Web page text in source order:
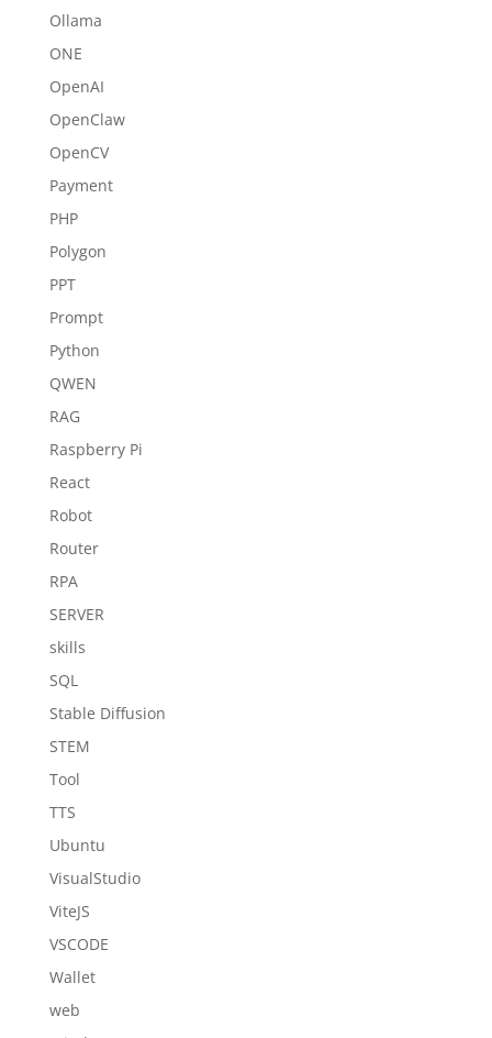
Ollama
ONE
OpenAI
OpenClaw
OpenCV
Payment
PHP
Polygon
PPT
Prompt
Python
QWEN
RAG
Raspberry Pi
React
Robot
Router
RPA
SERVER
skills
SQL
Stable Diffusion
STEM
Tool
TTS
Ubuntu
VisualStudio
ViteJS
VSCODE
Wallet
web